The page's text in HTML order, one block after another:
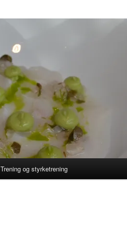
Trening og styrketrening